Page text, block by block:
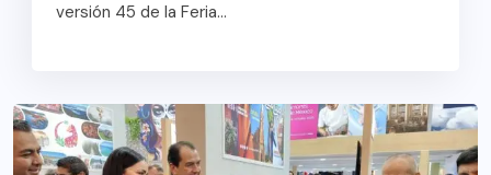
versión 45 de la Feria...